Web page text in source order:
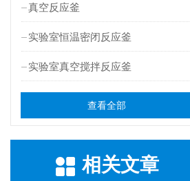
真空反应釜
实验室恒温密闭反应釜
实验室真空搅拌反应釜
查看全部
相关文章